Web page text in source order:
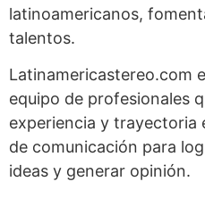
latinoamericanos,
talentos.
Latinamericastereo.com
equipo de profesionales
experiencia y trayectoria
de comunicación para
ideas y generar opinión.